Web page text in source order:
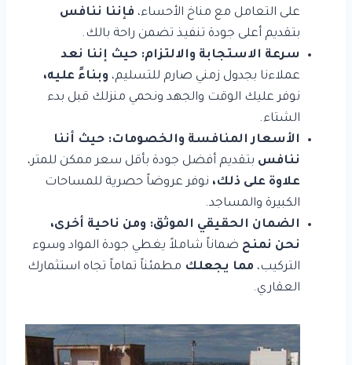
على التعامل مع مناخ الأحساء، فإننا ننافس
بتقديم أعلى جودة تنفيذ تضمن راحة بالك.
سرعة الاستجابة والالتزام: حيث إننا نعد
عملاءنا بجدول زمني صارم للتسليم، وبناءً عليه،
نوفر عليك الوقت والجهد ونحمي منزلك قبل بدء
الشتاء.
الأسعار المنافسة والخصومات: حيث أننا
ننافس بتقديم أفضل جودة بأقل سعر ممكن للمتر،
علاوة على ذلك، نوفر عروضاً حصرية للمساحات
الكبيرة والمساجد.
الضمان الحقيقي الموثق: ومن ناحية أخرى،
نحن نمنح ضماناً شاملاً يغطي جودة المواد وسوء
التركيب، مما يجعلك مطمئناً تماماً تجاه استثمارك
العقاري.